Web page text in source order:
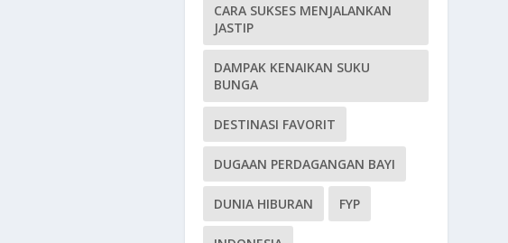
CARA SUKSES MENJALANKAN
JASTIP
DAMPAK KENAIKAN SUKU
BUNGA
DESTINASI FAVORIT
DUGAAN PERDAGANGAN BAYI
DUNIA HIBURAN FYP